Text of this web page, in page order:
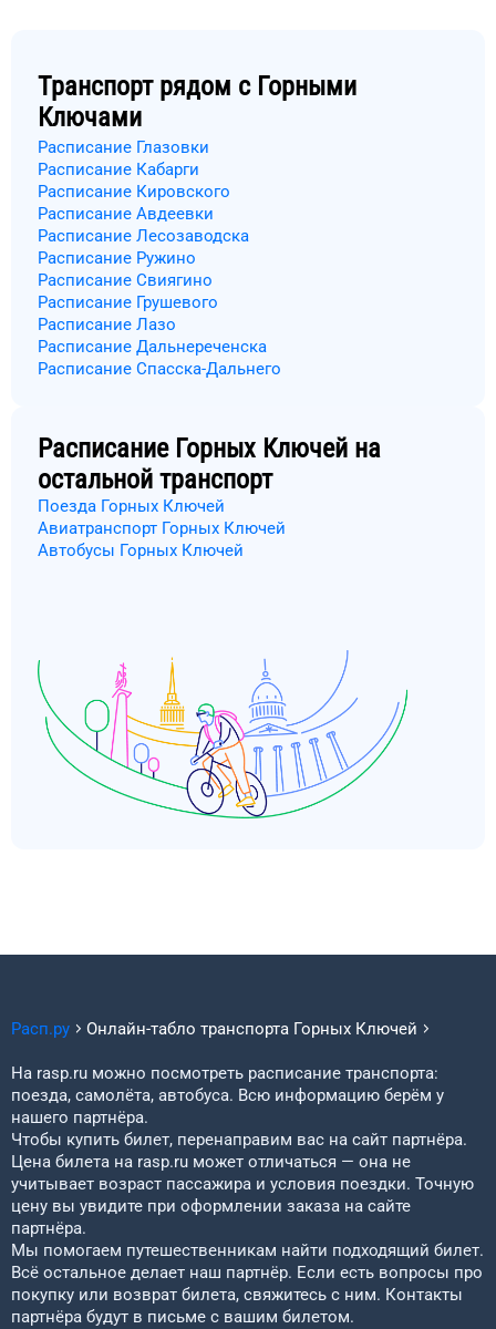
Транспорт рядом с Горными
Ключами
Расписание Глазовки
Расписание Кабарги
Расписание Кировского
Расписание Авдеевки
Расписание Лесозаводска
Расписание Ружино
Расписание Свиягино
Расписание Грушевого
Расписание Лазо
Расписание Дальнереченска
Расписание Спасска-Дальнего
Расписание Горных Ключей на
остальной транспорт
Поезда Горных Ключей
Авиатранспорт Горных Ключей
Автобусы Горных Ключей
Расп.ру Онлайн-табло транспорта Горных Ключей
На rasp.ru можно посмотреть расписание транспорта:
поезда, самолёта, автобуса. Всю информацию берём у
нашего партнёра.
Чтобы купить билет, перенаправим вас на сайт партнёра.
Цена билета на rasp.ru может отличаться — она не
учитывает возраст пассажира и условия поездки. Точную
цену вы увидите при оформлении заказа на сайте
партнёра.
Мы помогаем путешественникам найти подходящий билет.
Всё остальное делает наш партнёр. Если есть вопросы про
покупку или возврат билета, свяжитесь с ним. Контакты
партнёра будут в письме с вашим билетом.